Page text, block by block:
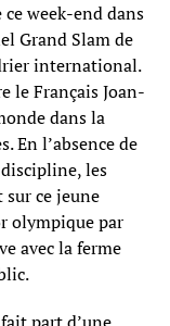
week-end dans
Grand Slam de
international.
le Français Joan-
dans la
En l’absence de
les
ce jeune
olympique par
avec la ferme